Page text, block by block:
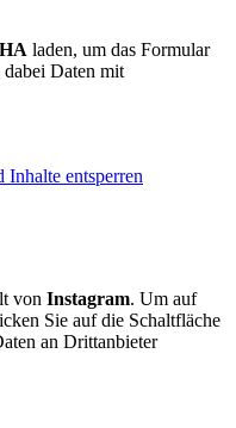
laden, um das Formular
dabei Daten mit
entsperren
von Instagram. Um auf
Sie auf die Schaltfläche
an Drittanbieter